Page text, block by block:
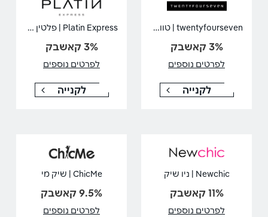
twentyfourseven | טוונטי פור סבן
3% קאשבק
לפרטים נוספים
לקנייה
Platin Express | פלטין אקספרס
3% קאשבק
לפרטים נוספים
לקנייה
Newchic | ניו שיק
11% קאשבק
לפרטים נוספים
ChicMe | שיק מי
9.5% קאשבק
לפרטים נוספים